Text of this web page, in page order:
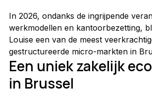
In 2026, ondanks de ingrijpende
werkmodellen en kantoorbezetting,
Louise een van de meest
gestructureerde micro-markten in
Een uniek zakelijk
in Brussel